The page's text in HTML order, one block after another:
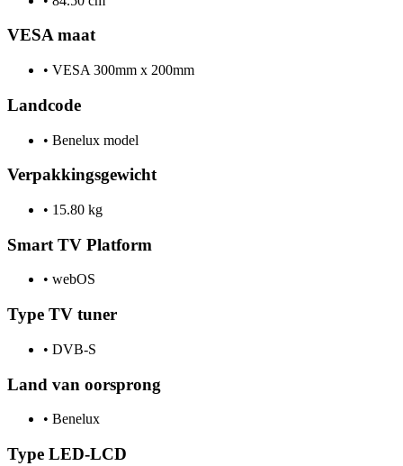
VESA maat
• VESA 300mm x 200mm
Landcode
• Benelux model
Verpakkingsgewicht
• 15.80 kg
Smart TV Platform
• webOS
Type TV tuner
• DVB-S
Land van oorsprong
• Benelux
Type LED-LCD